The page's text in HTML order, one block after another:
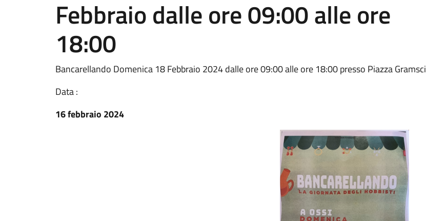
Febbraio dalle ore 09:00 alle ore
18:00
Bancarellando Domenica 18 Febbraio 2024 dalle ore 09:00 alle ore 18:00 presso Piazza Gramsci
Data :
16 febbraio 2024